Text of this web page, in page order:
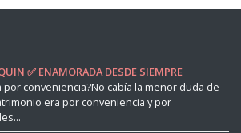
✅ ENAMORADA DESDE SIEMPRE
por conveniencia?No cabía la menor duda de
era por conveniencia y por